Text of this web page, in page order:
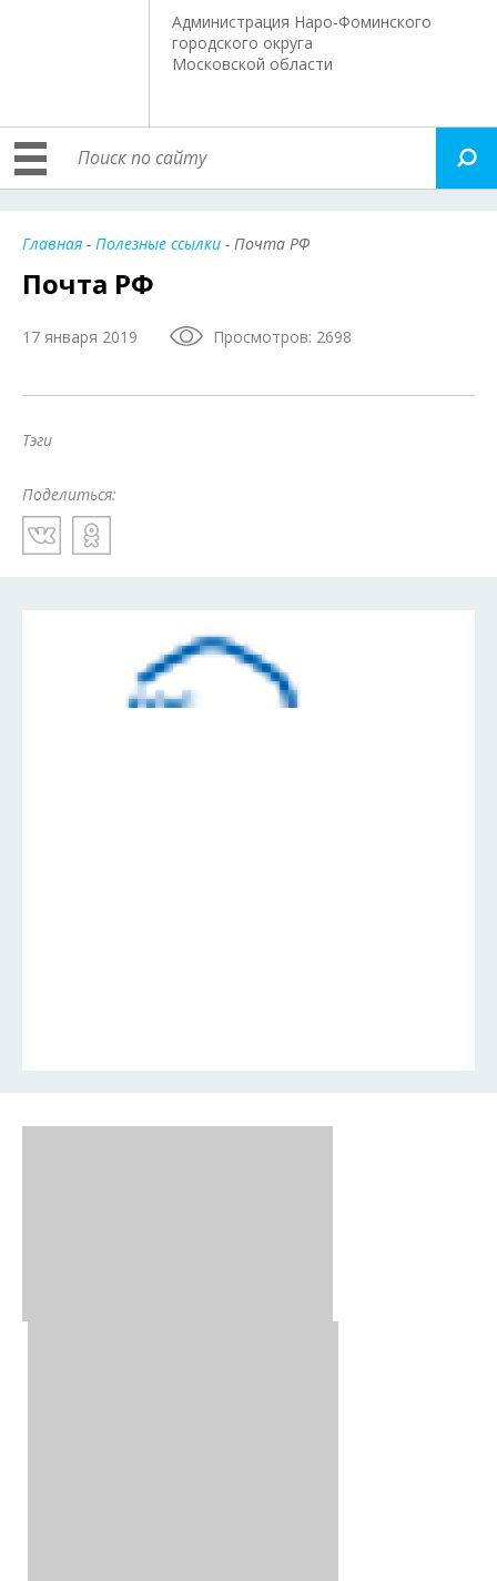
Администрация Наро-Фоминского
городского округа
Московской области
Главная - Полезные ссылки - Почта РФ
Почта РФ
17 января 2019 Просмотров: 2698
Тэги
Поделиться: